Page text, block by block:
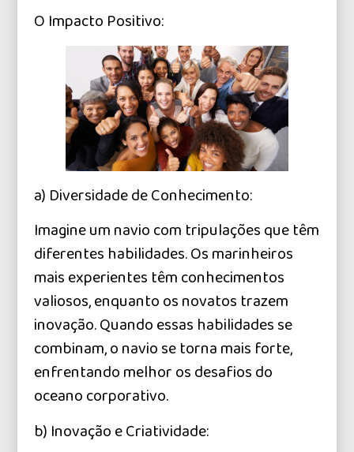
O Impacto Positivo:
a) Diversidade de Conhecimento:
Imagine um navio com tripulações que têm
diferentes habilidades. Os marinheiros
mais experientes têm conhecimentos
valiosos, enquanto os novatos trazem
inovação. Quando essas habilidades se
combinam, o navio se torna mais forte,
enfrentando melhor os desafios do
oceano corporativo.
b) Inovação e Criatividade: